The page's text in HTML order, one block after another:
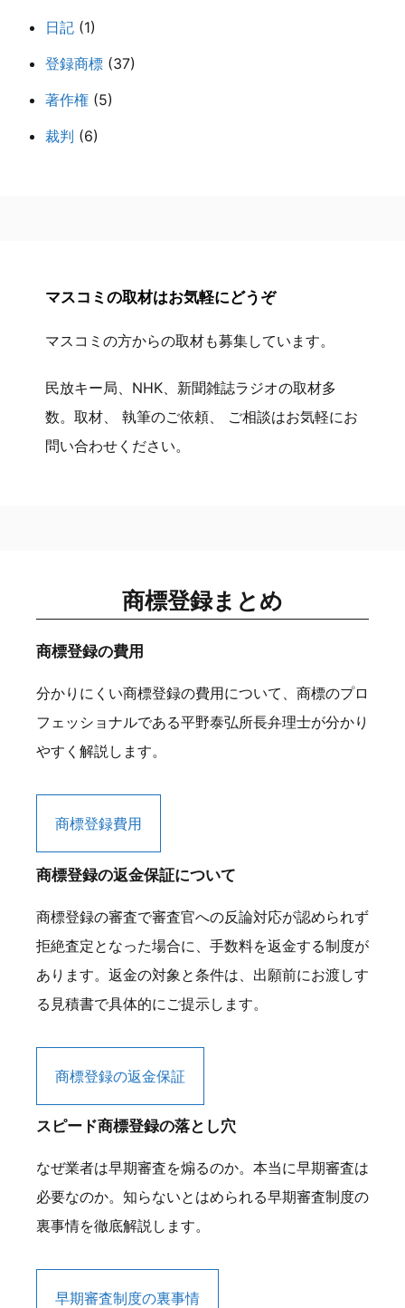
日記 (1)
登録商標 (37)
著作権 (5)
裁判 (6)
マスコミの取材はお気軽にどうぞ
マスコミの方からの取材も募集しています。
民放キー局、NHK、新聞雑誌ラジオの取材多
数。取材、 執筆のご依頼、 ご相談はお気軽にお
問い合わせください。
商標登録まとめ
商標登録の費用
分かりにくい商標登録の費用について、商標のプロ
フェッショナルである平野泰弘所長弁理士が分かり
やすく解説します。
商標登録費用
商標登録の返金保証について
商標登録の審査で審査官への反論対応が認められず
拒絶査定となった場合に、手数料を返金する制度が
あります。返金の対象と条件は、出願前にお渡しす
る見積書で具体的にご提示します。
商標登録の返金保証
スピード商標登録の落とし穴
なぜ業者は早期審査を煽るのか。本当に早期審査は
必要なのか。知らないとはめられる早期審査制度の
裏事情を徹底解説します。
早期審査制度の裏事情